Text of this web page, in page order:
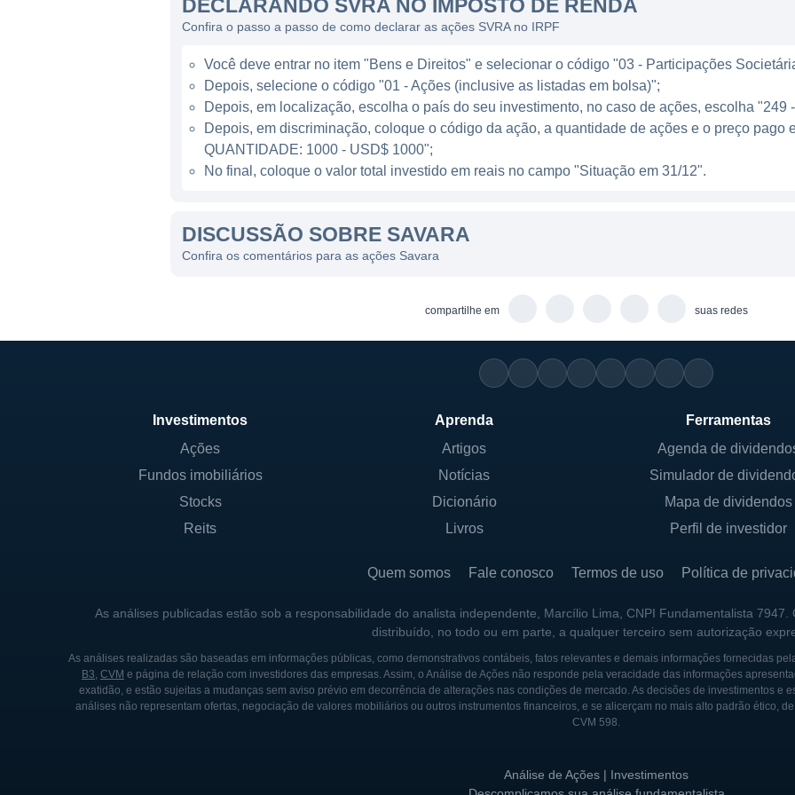
Os produtos da Savara são desenvolvidos após extensas pesquisas e testes
produtos estejam na vanguarda da ciência e tecnologia medicamentosa. Assim,
comercializar terapias, mas também contribuir ativamente para a pesquisa de
doenças respiratórias.
ATUAÇÃO GLOBAL E MERCADO
internacionalmente através de parcerias estratégicas e colaborações com outras
empresa está focada em identificar e acessar novos mercados para seus produtos,
O aumento da conscientização sobre doenças respiratórias e a necessidade de
que incentivam a Savara a expandir suas operações. Além disso, a empresa realiza
eficácia de seus medicamentos em várias populações e condições clínicas, o que
de mercado e melhorar a aceitação do produto.
CONTROLE E ESTRUTURA DA SAVARA
A Savara Inc. é uma empresa de capital aberto, listada na Nasdaq, e possui
investidores institucionais quanto individuais. A estrutura acionária é caracterizada
estratégicos que apoiam a visão de longo prazo da empresa em desenvolver
transparência e o compromisso com seus acionistas.
A empresa não está sob controle governamental, mas atua em conformidade com
e segurança em laboratório nos países onde opera, incluindo as diretrizes da FDA
garante que todos os seus produtos e estudos clínicos cumpram os padrões
distribuição.
A Savara Inc. foi fundada em 2008 por vários profissionais com extensa experiência
DECLARANDO SVRA NO IMPOSTO DE RENDA
Confira o passo a passo de como declarar as ações SVRA no IRPF
Você deve entrar no item "Bens e Direitos" e selecionar o código "03 - Participações
Depois, selecione o código "01 - Ações (inclusive as listadas em bolsa)";
Depois, em localização, escolha o país do seu investimento, no caso de ações, escolha "249
Depois, em discriminação, coloque o código da ação, a quantidade de ações e o preço pago
QUANTIDADE: 1000 - USD$ 1000";
No final, coloque o valor total investido em reais no campo "Situação em 31/12".
DISCUSSÃO SOBRE SAVARA
Confira os comentários para as ações Savara
compartilhe em suas redes
Investimentos
Ações
Fundos imobiliários
Stocks
Reits
Aprenda
Artigos
Notícias
Dicionário
Livros
Ferramentas
Agenda de
Simulador de
Mapa de dividendos
Perfil de investidor
Quem somos Fale conosco Termos de uso Política de
As análises publicadas estão sob a responsabilidade do analista independente, Marcílio Lima, CNPI Fundamentalista
distribuído, no todo ou em parte, a qualquer terceiro sem autorização
As análises realizadas são baseadas em informações públicas, como demonstrativos contábeis, fatos relevantes e demais informações fornecidas
B3, CVM e página de relação com investidores das empresas. Assim, o Análise de Ações não responde pela veracidade das informações
exatidão, e estão sujeitas a mudanças sem aviso prévio em decorrência de alterações nas condições de mercado. As decisões de investimentos e
análises não representam ofertas, negociação de valores mobiliários ou outros instrumentos financeiros, e se alicerçam no mais alto padrão ético,
CVM 598.
Análise de Ações | Investimentos